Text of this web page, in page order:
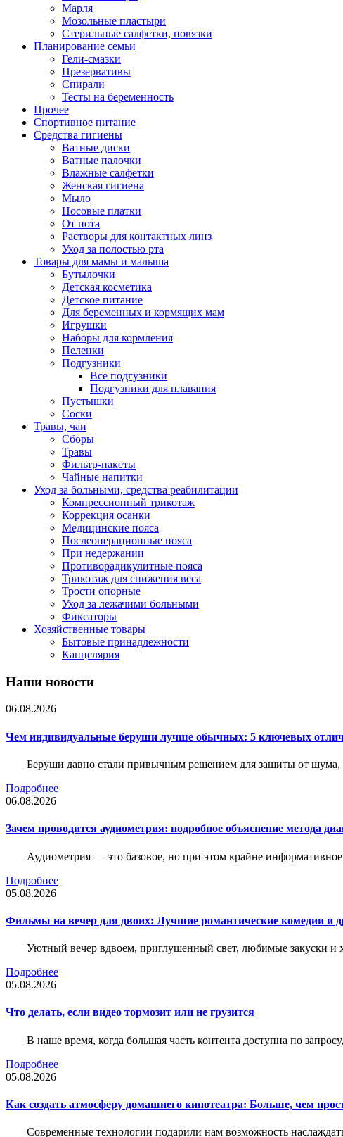
Марля
Мозольные пластыри
Стерильные салфетки, повязки
Планирование семьи
Гели-смазки
Презервативы
Спирали
Тесты на беременность
Прочее
Спортивное питание
Средства гигиены
Ватные диски
Ватные палочки
Влажные салфетки
Женская гигиена
Мыло
Носовые платки
От пота
Растворы для контактных линз
Уход за полостью рта
Товары для мамы и малыша
Бутылочки
Детская косметика
Детское питание
Для беременных и кормящих мам
Игрушки
Наборы для кормления
Пеленки
Подгузники
Все подгузники
Подгузники для плавания
Пустышки
Соски
Травы, чаи
Сборы
Травы
Фильтр-пакеты
Чайные напитки
Уход за больными, средства реабилитации
Компрессионный трикотаж
Коррекция осанки
Медицинские пояса
Послеоперационные пояса
При недержании
Противорадикулитные пояса
Трикотаж для снижения веса
Трости опорные
Уход за лежачими больными
Фиксаторы
Хозяйственные товары
Бытовые принадлежности
Канцелярия
Наши новости
06.08.2026
Чем индивидуальные беруши лучше обычных: 5 ключевых
Беруши давно стали привычным решением для защиты от
Подробнее
06.08.2026
Зачем проводится аудиометрия: подробное объяснение метода
Аудиометрия — это базовое, но при этом крайне
Подробнее
05.08.2026
Фильмы на вечер для двоих: Лучшие романтические комедии и
Уютный вечер вдвоем, приглушенный свет, любимые закуски и
Подробнее
05.08.2026
Что делать, если видео тормозит или не грузится
В наше время, когда большая часть контента доступна по
Подробнее
05.08.2026
Как создать атмосферу домашнего кинотеатра: Больше, чем
Современные технологии подарили нам возможность